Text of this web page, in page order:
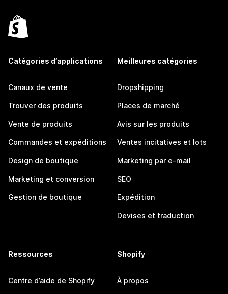
Catégories d’applications
Canaux de vente
Trouver des produits
Vente de produits
Commandes et expéditions
Design de boutique
Marketing et conversion
Gestion de boutique
Meilleures catégories
Dropshipping
Places de marché
Avis sur les produits
Ventes incitatives et lots
Marketing par e-mail
SEO
Expédition
Devises et traduction
Ressources
Centre d’aide de Shopify
Shopify
À propos